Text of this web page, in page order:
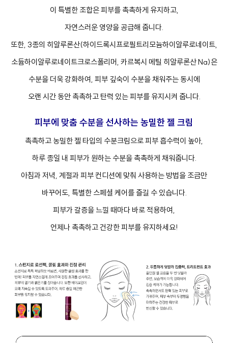
이 특별한 조합은 피부를 촉촉하게 유지하고,
자연스러운 영양을 공급해 줍니다.
또한, 3종의 히알루론산(하이드록시프로필트리모늄하이알루로네이트,
소듐하이알루로네이트크로스폴리머, 카르복시 메틸 히알루론산 Na)은
수분을 더욱 강화하여, 피부 깊숙이 수분을 채워주는 동시에
오랜 시간 동안 촉촉하고 탄력 있는 피부를 유지시켜 줍니다.
피부에 맞춤 수분을 선사하는 농밀한 젤 크림
촉촉하고 농밀한 젤 타입의 수분크림으로 피부 흡수력이 높아,
하루 종일 내 피부가 원하는 수분을 촉촉하게 채워줍니다.
아침과 저녁, 계절과 피부 컨디션에 맞춰 사용하는 방법을 조금만
바꾸어도, 특별한 스페셜 케어를 즐길 수 있습니다.
피부가 갈증을 느낄 때마다 바로 적용하여,
언제나 촉촉하고 건강한 피부를 유지하세요!